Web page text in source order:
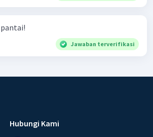
Jawaban terverifikasi
Hubungi Kami